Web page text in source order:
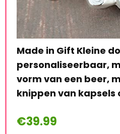
Made in Gift Kleine
personaliseerbaar,
vorm van een beer,
knippen van kapsels
€39.99